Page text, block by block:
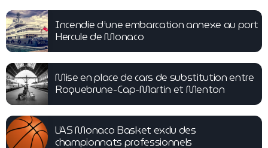
Incendie d’une embarcation annexe au port
Hercule de Monaco
Mise en place de cars de substitution entre
Roquebrune-Cap-Martin et Menton
L’AS Monaco Basket exclu des
championnats professionnels